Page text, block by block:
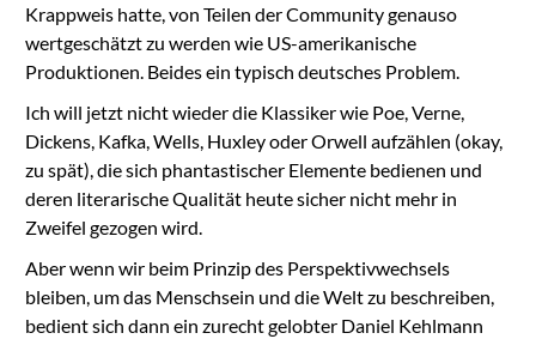
Krappweis hatte, von Teilen der Community genauso
wertgeschätzt zu werden wie US-amerikanische
Produktionen. Beides ein typisch deutsches Problem.
Ich will jetzt nicht wieder die Klassiker wie Poe, Verne,
Dickens, Kafka, Wells, Huxley oder Orwell aufzählen (okay,
zu spät), die sich phantastischer Elemente bedienen und
deren literarische Qualität heute sicher nicht mehr in
Zweifel gezogen wird.
Aber wenn wir beim Prinzip des Perspektivwechsels
bleiben, um das Menschsein und die Welt zu beschreiben,
bedient sich dann ein zurecht gelobter Daniel Kehlmann